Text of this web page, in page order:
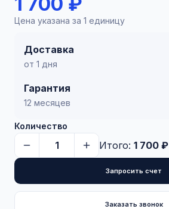
Цена указана за 1 единицу
Доставка
от 1 дня
Гарантия
12 месяцев
Количество
Итого: 1 700 ₽
Запросить счет
Заказать звонок